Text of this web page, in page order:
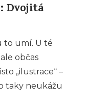
Dvojitá
to umí. U té
občas
„ilustrace“ –
taky neukážu